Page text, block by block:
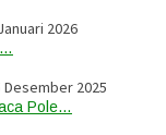
2026
Desember 2025
Pole…